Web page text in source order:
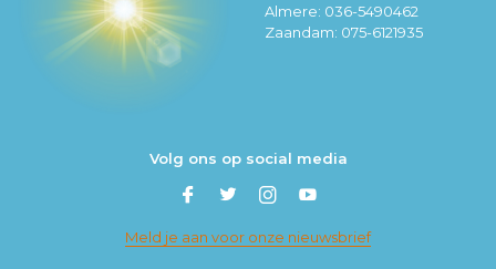
Almere: 036-5490462
Zaandam: 075-6121935
Volg ons op social media
Meld je aan voor onze nieuwsbrief